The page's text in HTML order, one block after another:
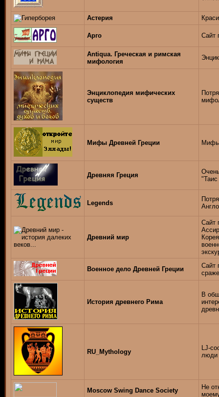
Астерия
Арго Сайт
Antiqua. Греческая и римская
мифология
Энциклопедия мифических
существ
Мифы Древней Греции Мифы
Древняя Греция
Legends
Древний мир
Сайт
Военное дело Древней Греции
Сайт
История древнего Рима
В
RU_Mythology
LJ-
люди
Moscow Swing Dance Society
Не